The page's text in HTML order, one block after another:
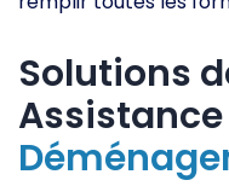
Solutions